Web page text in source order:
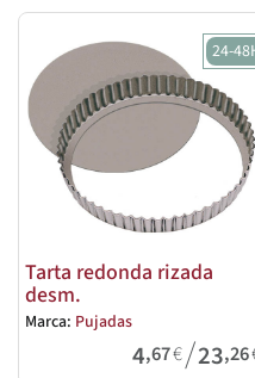
24-
Tarta redonda rizada
desm.
Marca: Pujadas
4,67€/23,26